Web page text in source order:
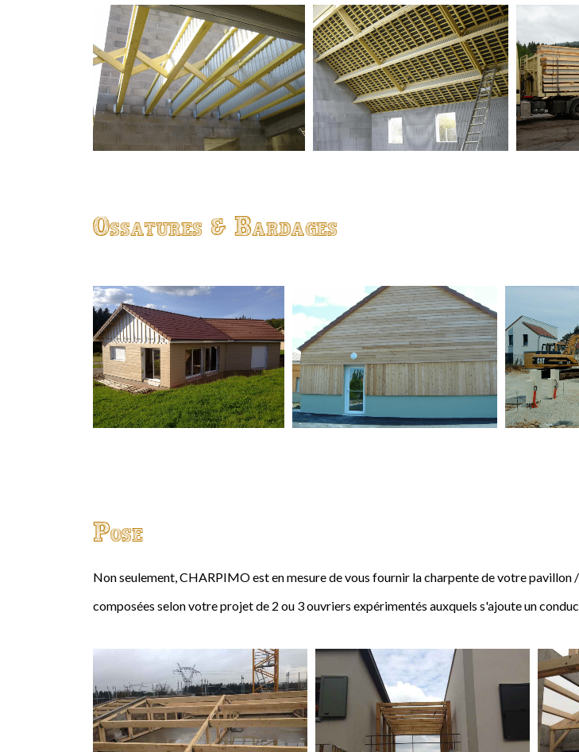
Ossatures & Bardages
Pose
Non seulement, CHARPIMO est en mesure de vous fournir la charpente de votre
composées selon votre projet de 2 ou 3 ouvriers expérimentés auxquels s'ajoute un